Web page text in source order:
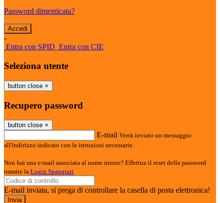
Password dimenticata?
-
Entra con SPID Entra con CIE
Seleziona utente
button close ×
Recupero password
button close ×
E-mail Verrà inviato un messaggio
all'indirizzo indicato con le istruzioni necessarie.
Non hai una e-mail associata al nome utente? Effettua il reset della password
tramite la Login Spaggiari
E-mail inviata, si prega di controllare la casella di posta elettronica!